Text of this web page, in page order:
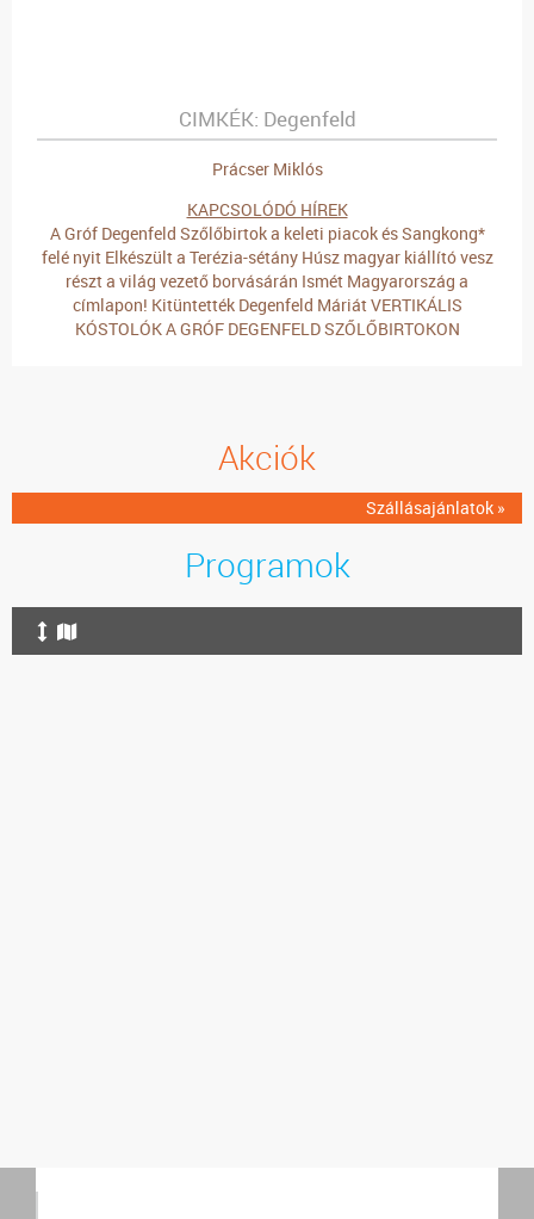
CIMKÉK: Degenfeld
Prácser Miklós
KAPCSOLÓDÓ HÍREK
A Gróf Degenfeld Szőlőbirtok a keleti piacok és Sangkong*
felé nyit Elkészült a Terézia-sétány Húsz magyar kiállító vesz
részt a világ vezető borvásárán Ismét Magyarország a
címlapon! Kitüntették Degenfeld MáriátVERTIKÁLIS
KÓSTOLÓK A GRÓF DEGENFELD SZŐLŐBIRTOKON
Akciók
Szállásajánlatok »
Programok